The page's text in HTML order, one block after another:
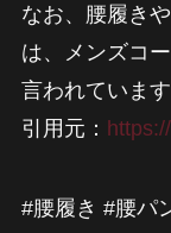
なお、腰履き
は、メンズコ
言われています
引用元：
#腰履き #腰パ